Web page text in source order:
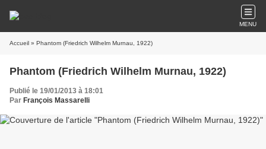
MENU
Accueil » Phantom (Friedrich Wilhelm Murnau, 1922)
Phantom (Friedrich Wilhelm Murnau, 1922)
Publié le 19/01/2013 à 18:01
Par François Massarelli